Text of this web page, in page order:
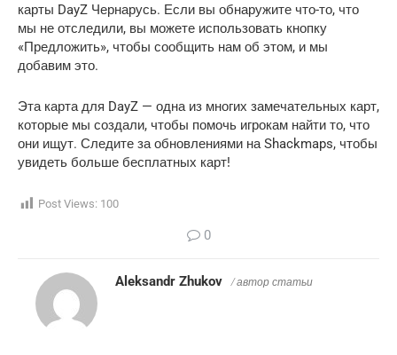
карты DayZ Чернарусь. Если вы обнаружите что-то, что
мы не отследили, вы можете использовать кнопку
«Предложить», чтобы сообщить нам об этом, и мы
добавим это.
Эта карта для DayZ — одна из многих замечательных карт,
которые мы создали, чтобы помочь игрокам найти то, что
они ищут. Следите за обновлениями на Shackmaps, чтобы
увидеть больше бесплатных карт!
Post Views: 100
0
Aleksandr Zhukov / автор статьи